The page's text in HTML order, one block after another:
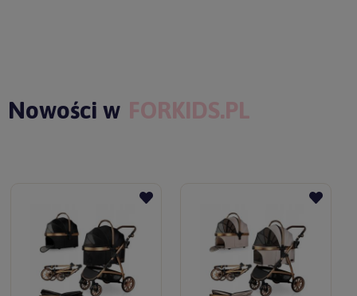
Nowości w FORKIDS.PL